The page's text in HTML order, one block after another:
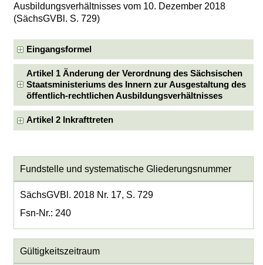
Ausbildungsverhältnisses vom 10. Dezember 2018
(SächsGVBl. S. 729)
Eingangsformel
Artikel 1 Änderung der Verordnung des Sächsischen
Staatsministeriums des Innern zur Ausgestaltung des
öffentlich-rechtlichen Ausbildungsverhältnisses
Artikel 2 Inkrafttreten
Fundstelle und systematische Gliederungsnummer
SächsGVBl. 2018 Nr. 17, S. 729
Fsn-Nr.: 240
Gültigkeitszeitraum